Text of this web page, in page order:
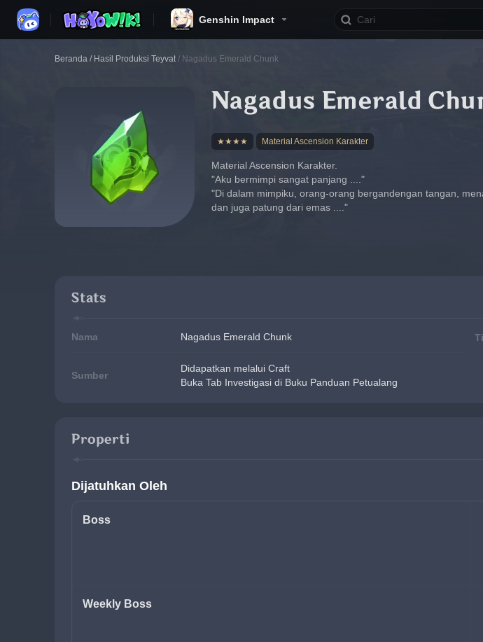
Genshin Impact
Beranda / Hasil Produksi Teyvat / Nagadus Emerald Chunk
Nagadus Emerald
★★★★ Material Ascension Karakter
Material Ascension Karakter.
"Aku bermimpi sangat panjang ...."
"Di dalam mimpiku, orang-orang bergandengan tangan,
dan juga patung dari emas ...."
Stats
Nama Nagadus Emerald Chunk
Sumber
Didapatkan melalui Craft
Buka Tab Investigasi di Buku Panduan Petualang
Properti
Dijatuhkan Oleh
Boss
Weekly Boss